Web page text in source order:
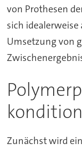
von Prothesen
sich
Umsetzung von
Zunächst wird